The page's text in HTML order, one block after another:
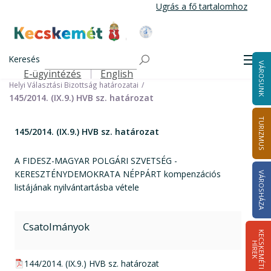
tartalomra
Ugrás a fő tartalomhoz
Kecskemét Város Honlapja
Keresés
Felső navigáció
E-ügyintézés English VÁROSUNK
TURIZMUS
VÁROSHÁZA
K
E
C
S
K
E
M
É
T
I
HÍ
R
E
K
Választási információk
Helyi önkormányzati képviselők és polgármester választás 2014
Helyi Választási Bizottság ülései, határozatai
Helyi Választási Bizottság határozatai
145/2014. (IX.9.) HVB sz. határozat
145/2014. (IX.9.) HVB sz. határozat
A FIDESZ-MAGYAR POLGÁRI SZVETSÉG -
KERESZTÉNYDEMOKRATA NÉPPÁRT kompenzációs
listájának nyilvántartásba vétele
Csatolmányok
pdf csatolmány:
144/2014. (IX.9.) HVB sz. határozat